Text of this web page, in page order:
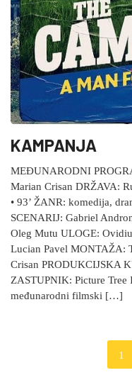
KAMPANJA
MEĐUNARODNI
Marian Crisan DRŽAVA:
• 93’ ŽANR: komedija,
SCENARIJ: Gabriel
Oleg Mutu ULOGE:
Lucian Pavel MONTAŽA:
Crisan PRODUKCIJSKA
ZASTUPNIK: Picture
međunarodni filmski […]
1